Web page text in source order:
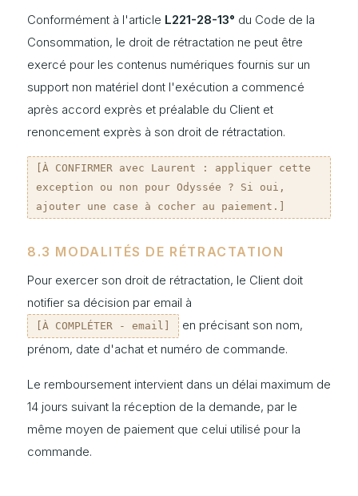
Conformément à l'article L221-28-13° du Code de la
Consommation, le droit de rétractation ne peut être
exercé pour les contenus numériques fournis sur un
support non matériel dont l'exécution a commencé
après accord exprès et préalable du Client et
renoncement exprès à son droit de rétractation.
[À CONFIRMER avec Laurent : appliquer cette
exception ou non pour Odyssée ? Si oui,
ajouter une case à cocher au paiement.]
8.3 MODALITÉS DE RÉTRACTATION
Pour exercer son droit de rétractation, le Client doit
notifier sa décision par email à
[À COMPLÉTER - email]
en précisant son nom,
prénom, date d'achat et numéro de commande.
Le remboursement intervient dans un délai maximum de
14 jours suivant la réception de la demande, par le
même moyen de paiement que celui utilisé pour la
commande.